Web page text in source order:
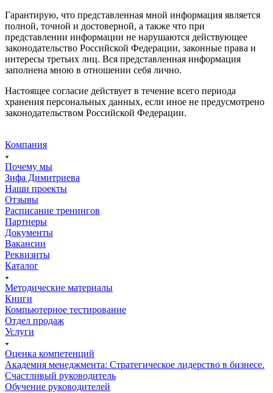
Гарантирую, что представленная мной информация является
полной, точной и достоверной, а также что при
представлении информации не нарушаются действующее
законодательство Российской Федерации, законные права и
интересы третьих лиц. Вся представленная информация
заполнена мною в отношении себя лично.
Настоящее согласие действует в течение всего периода
хранения персональных данных, если иное не предусмотрено
законодательством Российской Федерации.
Компания
Почему мы
Зифа Димитриева
Наши проекты
Отзывы
Расписание тренингов
Партнеры
Документы
Вакансии
Реквизиты
Каталог
Методические материалы
Книги
Компьютерное тестирование
Отдел продаж
Услуги
Оценка компетенций
Академия менеджмента: Стратегическое лидерство в бизнесе.
Счастливый руководитель
Обучение руководителей